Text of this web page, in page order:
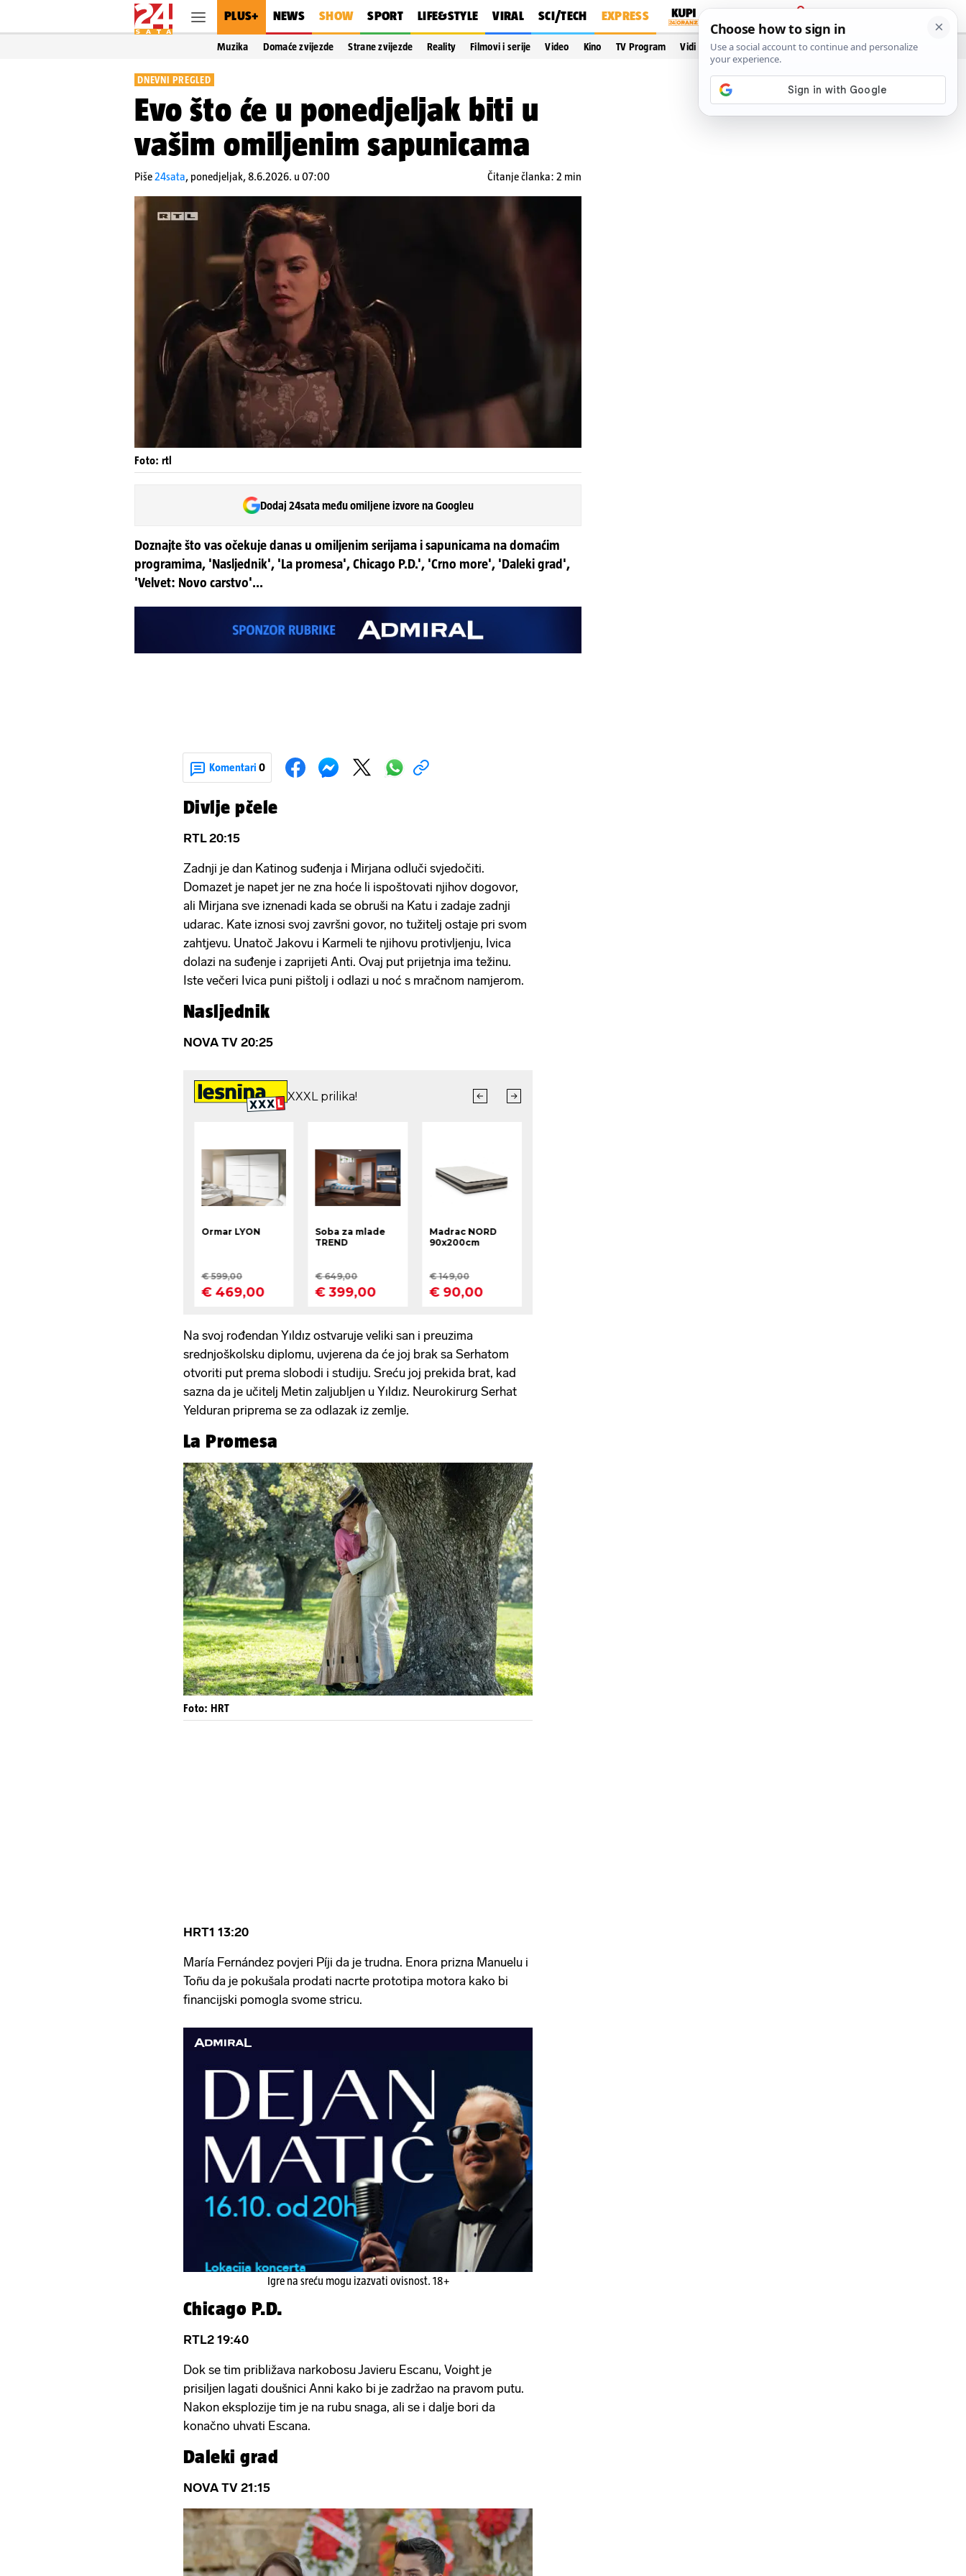
PLUS+ NEWS SHOW SPORT LIFE&STYLE VIRAL SCI/TECH EXPRESS
PRIJAVA
Muzika Domaće zvijezde Strane zvijezde Reality Filmovi i serije Video Kino TV Program Vidi još…
DNEVNI PREGLED
Evo što će u ponedjeljak biti u
vašim omiljenim sapunicama
Piše24sata, ponedjeljak, 8.6.2026. u 07:00 Čitanje članka: 2 min
Foto: rtl
Dodaj 24sata među omiljene izvore na Googleu
Doznajte što vas očekuje danas u omiljenim serijama i sapunicama na domaćim
programima, 'Nasljednik', 'La promesa', Chicago P.D.', 'Crno more', 'Daleki grad',
'Velvet: Novo carstvo'...
Komentari 0
Divlje pčele
RTL 20:15
Zadnji je dan Katinog suđenja i Mirjana odluči svjedočiti.
Domazet je napet jer ne zna hoće li ispoštovati njihov dogovor,
ali Mirjana sve iznenadi kada se obruši na Katu i zadaje zadnji
udarac. Kate iznosi svoj završni govor, no tužitelj ostaje pri svom
zahtjevu. Unatoč Jakovu i Karmeli te njihovu protivljenju, Ivica
dolazi na suđenje i zaprijeti Anti. Ovaj put prijetnja ima težinu.
Iste večeri Ivica puni pištolj i odlazi u noć s mračnom namjerom.
Nasljednik
NOVA TV 20:25
Na svoj rođendan Yıldız ostvaruje veliki san i preuzima
srednjoškolsku diplomu, uvjerena da će joj brak sa Serhatom
otvoriti put prema slobodi i studiju. Sreću joj prekida brat, kad
sazna da je učitelj Metin zaljubljen u Yıldız. Neurokirurg Serhat
Yelduran priprema se za odlazak iz zemlje.
La Promesa
Foto: HRT
HRT1 13:20
María Fernández povjeri Píji da je trudna. Enora prizna Manuelu i
Toñu da je pokušala prodati nacrte prototipa motora kako bi
financijski pomogla svome stricu.
Igre na sreću mogu izazvati ovisnost. 18+
Chicago P.D.
RTL2 19:40
Dok se tim približava narkobosu Javieru Escanu, Voight je
prisiljen lagati doušnici Anni kako bi je zadržao na pravom putu.
Nakon eksplozije tim je na rubu snaga, ali se i dalje bori da
konačno uhvati Escana.
Daleki grad
NOVA TV 21:15